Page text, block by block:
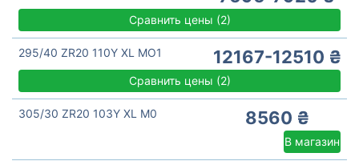
Сравнить цены (2)
295/40 ZR20 110Y XL MO1 12167-12510 ₴
Сравнить цены (2)
305/30 ZR20 103Y XL M0 8560 ₴
В магазин